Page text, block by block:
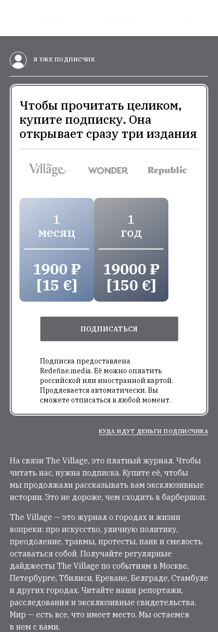
Я УЖЕ ПОДПИСЧИК
Чтобы прочитать целиком,
купите подписку. Она
открывает сразу три издания
1
месяц
1900 ₽
[15 €]
1
год
19000 ₽
[150 €]
ПОДПИСАТЬСЯ
Подписка предоставлена
Redefine.media. Её можно оплатить
российской или иностранной картой.
Продлевается автоматически. Вы
сможете отписаться в любой момент.
КУДА ИДУТ ДЕНЬГИ ПОДПИСЧИКА
На связи The Village, это платный журнал. Чтобы
читать нас, нужна подписка. Купите её, чтобы
мы продолжали рассказывать вам эксклюзивные
истории. Это не дороже, чем сходить в барбершоп.
The Village — это журнал о городах и жизни
вопреки: про искусство, уличную политику,
преодоление, травмы, протесты, панк и смелость
оставаться собой. Получайте регулярные
дайджесты The Village по событиям в Москве,
Петербурге, Тбилиси, Ереване, Белграде, Стамбуле
и других городах. Читайте наши репортажи,
расследования и эксклюзивные свидетельства.
Мир — есть все, что имеет место. Мы остаемся
в нем с вами.